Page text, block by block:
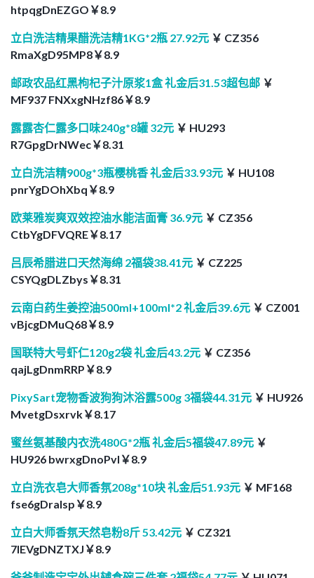
htpqgDnEZGO￥8.9
立白洗洁精果醋洗洁精1KG*2瓶 27.92元 ￥ CZ356
RmaXgD95MP8￥8.9
邮政农品红黑枸杞子汁原浆1盒 礼金后31.53超包邮 ￥
MF937 FNXxgNHzf86￥8.9
露露杏仁露多口味240g*8罐 32元 ￥ HU293
R7GpgDrNWec￥8.31
立白洗洁精900g*3瓶樱桃香 礼金后33.93元 ￥ HU108
pnrYgDOhXbq￥8.9
欧莱雅炭爽双效控油水能洁面膏 36.9元 ￥ CZ356
CtbYgDFVQRE￥8.17
吕辰希腊进口天然海绵 2福袋38.41元 ￥ CZ225
CSYQgDLZbys￥8.31
云南白药生姜控油500ml+100ml*2 礼金后39.6元 ￥ CZ001
vBjcgDMuQ68￥8.9
国联特大号虾仁120g2袋 礼金后43.2元 ￥ CZ356
qajLgDnmRRP￥8.9
PixySart宠物香波狗狗沐浴露500g 3福袋44.31元 ￥ HU926
MvetgDsxrvk￥8.17
蜜丝氨基酸内衣洗480G*2瓶 礼金后5福袋47.89元 ￥
HU926 bwrxgDnoPvI￥8.9
立白洗衣皂大师香氛208g*10块 礼金后51.93元 ￥ MF168
fse6gDralsp￥8.9
立白大师香氛天然皂粉8斤 53.42元 ￥ CZ321
7lEVgDNZTXJ￥8.9